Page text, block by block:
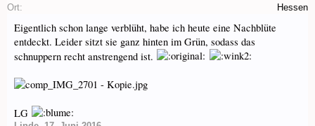
Ort:
Hessen
Eigentlich schon lange verblüht, habe ich heute eine Nachblüte
entdeckt. Leider sitzt sie ganz hinten im Grün, sodass das
schnuppern recht anstrengend ist.
LG